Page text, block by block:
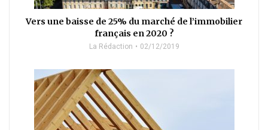
Vers une baisse de 25% du marché de l’immobilier
français en 2020 ?
La Rédaction 02/12/2019